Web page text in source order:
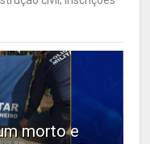
morto e